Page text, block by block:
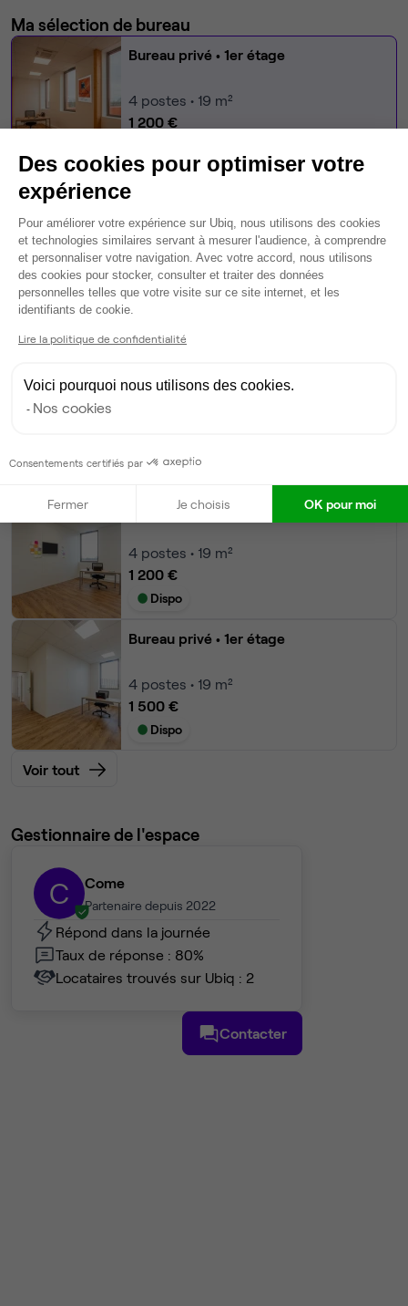
Ma sélection de bureau
Bureau privé • 1er étage
4 postes • 19 m²
1 200 €
Modifier
Autres bureaux de cet espace :
Bureau privé• RDC
6 postes • 32 m²
1 500 €
Dispo
Bureau privé • RDC
Dispo
Bureau privé• 1er étage
4 postes • 19 m²
1 200 €
Dispo
Bureau privé • 1er étage
4 postes • 19 m²
1 500 €
Dispo
Voir tout
Gestionnaire de l'espace
C Come
Partenaire depuis 2022
Répond dans la journée
Taux de réponse : 80%
Locataires trouvés sur Ubiq : 2
Contacter
Des cookies pour optimiser votre
expérience
Plateforme de Gestion du
Pour améliorer votre expérience sur Ubiq, nous utilisons des cookies
et technologies similaires servant à mesurer l'audience, à comprendre
et personnaliser votre navigation. Avec votre accord, nous utilisons
des cookies pour stocker, consulter et traiter des données
personnelles telles que votre visite sur ce site internet, et les
identifiants de cookie.
Lire la politique de confidentialité
Voici pourquoi nous utilisons des cookies.
Nos cookies
Consentements certifiés par
Fermer Je choisis OK pour moi